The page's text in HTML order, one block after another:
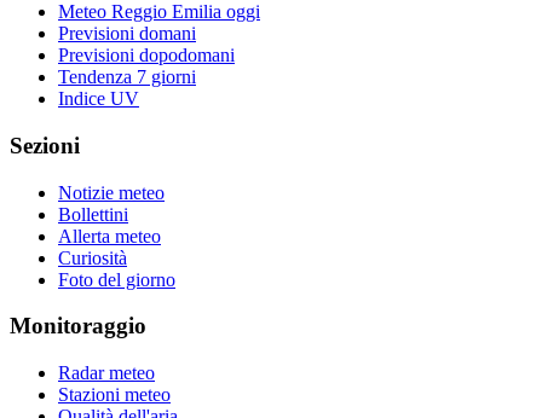
Meteo Reggio Emilia oggi
Previsioni domani
Previsioni dopodomani
Tendenza 7 giorni
Indice UV
Sezioni
Notizie meteo
Bollettini
Allerta meteo
Curiosità
Foto del giorno
Monitoraggio
Radar meteo
Stazioni meteo